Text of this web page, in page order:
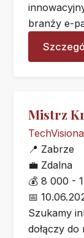
branży e-
Mistrz
📍 Zabrze
💼 Zdalna
💰 8 000 -
📅
Szukamy
dołączy do